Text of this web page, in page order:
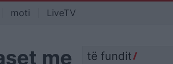
moti LiveTV
me
të fundit